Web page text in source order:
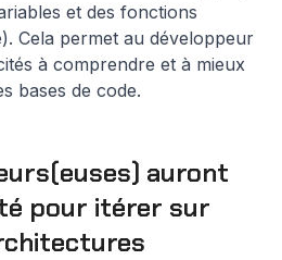
et des fonctions
Cela permet au développeur
à comprendre et à mieux
bases de code.
auront
pour itérer sur